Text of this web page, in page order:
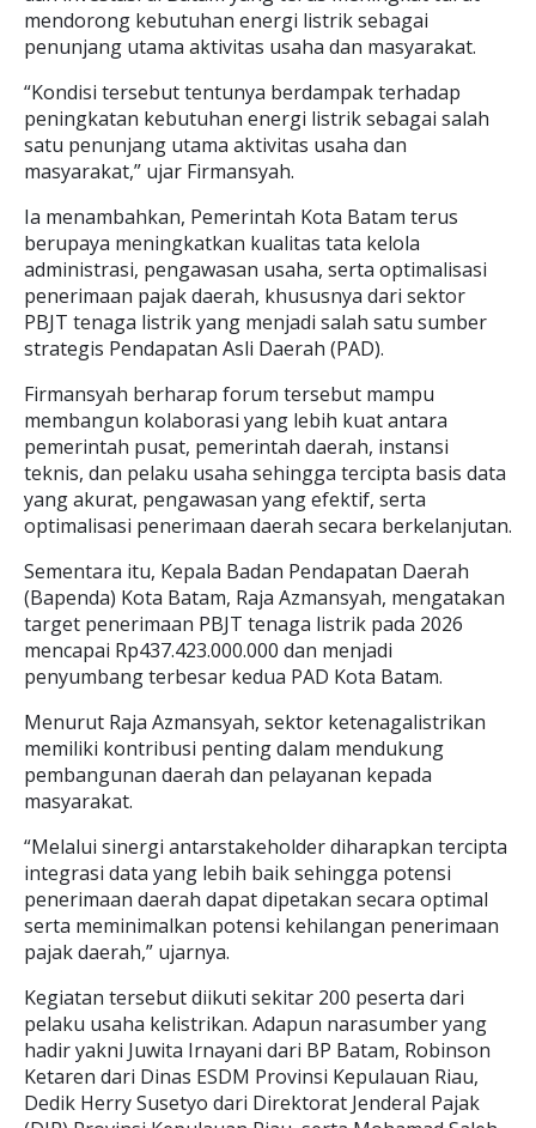
mendorong kebutuhan energi listrik sebagai
penunjang utama aktivitas usaha dan masyarakat.
“Kondisi tersebut tentunya berdampak terhadap
peningkatan kebutuhan energi listrik sebagai salah
satu penunjang utama aktivitas usaha dan
masyarakat,” ujar Firmansyah.
Ia menambahkan, Pemerintah Kota Batam terus
berupaya meningkatkan kualitas tata kelola
administrasi, pengawasan usaha, serta optimalisasi
penerimaan pajak daerah, khususnya dari sektor
PBJT tenaga listrik yang menjadi salah satu sumber
strategis Pendapatan Asli Daerah (PAD).
Firmansyah berharap forum tersebut mampu
membangun kolaborasi yang lebih kuat antara
pemerintah pusat, pemerintah daerah, instansi
teknis, dan pelaku usaha sehingga tercipta basis data
yang akurat, pengawasan yang efektif, serta
optimalisasi penerimaan daerah secara berkelanjutan.
Sementara itu, Kepala Badan Pendapatan Daerah
(Bapenda) Kota Batam, Raja Azmansyah, mengatakan
target penerimaan PBJT tenaga listrik pada 2026
mencapai Rp437.423.000.000 dan menjadi
penyumbang terbesar kedua PAD Kota Batam.
Menurut Raja Azmansyah, sektor ketenagalistrikan
memiliki kontribusi penting dalam mendukung
pembangunan daerah dan pelayanan kepada
masyarakat.
“Melalui sinergi antarstakeholder diharapkan tercipta
integrasi data yang lebih baik sehingga potensi
penerimaan daerah dapat dipetakan secara optimal
serta meminimalkan potensi kehilangan penerimaan
pajak daerah,” ujarnya.
Kegiatan tersebut diikuti sekitar 200 peserta dari
pelaku usaha kelistrikan. Adapun narasumber yang
hadir yakni Juwita Irnayani dari BP Batam, Robinson
Ketaren dari Dinas ESDM Provinsi Kepulauan Riau,
Dedik Herry Susetyo dari Direktorat Jenderal Pajak